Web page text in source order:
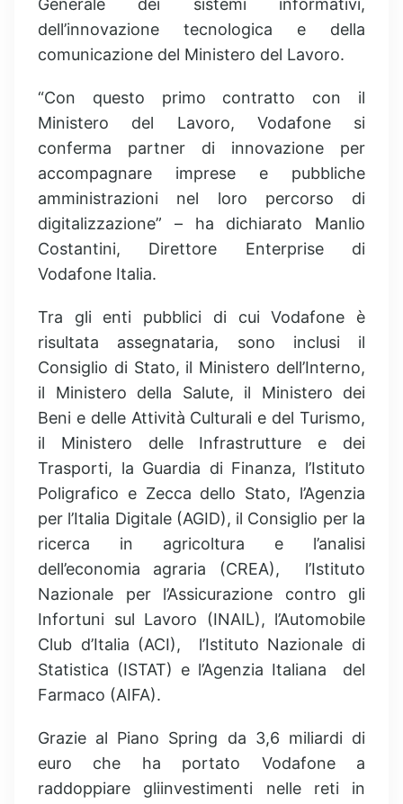
Generale dei sistemi informativi,
dell’innovazione tecnologica e della
comunicazione del Ministero del Lavoro.
“Con questo primo contratto con il
Ministero del Lavoro, Vodafone si
conferma partner di innovazione per
accompagnare imprese e pubbliche
amministrazioni nel loro percorso di
digitalizzazione” – ha dichiarato Manlio
Costantini, Direttore Enterprise di
Vodafone Italia.
Tra gli enti pubblici di cui Vodafone è
risultata assegnataria, sono inclusi il
Consiglio di Stato, il Ministero dell’Interno,
il Ministero della Salute, il Ministero dei
Beni e delle Attività Culturali e del Turismo,
il Ministero delle Infrastrutture e dei
Trasporti, la Guardia di Finanza, l’Istituto
Poligrafico e Zecca dello Stato, l’Agenzia
per l’Italia Digitale (AGID), il Consiglio per la
ricerca in agricoltura e l’analisi
dell’economia agraria (CREA), l’Istituto
Nazionale per l’Assicurazione contro gli
Infortuni sul Lavoro (INAIL), l’Automobile
Club d’Italia (ACI), l’Istituto Nazionale di
Statistica (ISTAT) e l’Agenzia Italiana del
Farmaco (AIFA).
Grazie al Piano Spring da 3,6 miliardi di
euro che ha portato Vodafone a
raddoppiare gliinvestimenti nelle reti in